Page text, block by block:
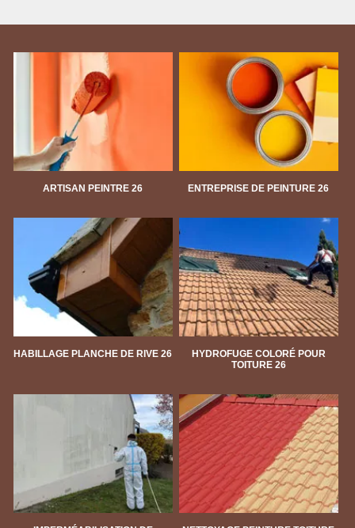
ARTISAN PEINTRE 26 ENTREPRISE DE PEINTURE 26
HABILLAGE PLANCHE DE RIVE 26
HYDROFUGE COLORÉ POUR
TOITURE 26